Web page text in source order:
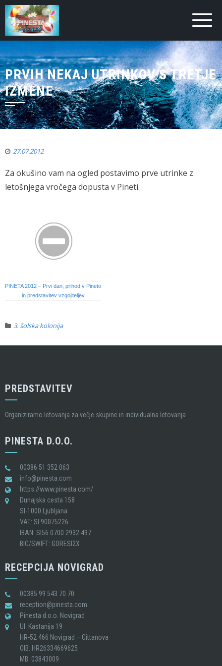
PRVIH NEKAJ UTRINKOV S TRETJE
IZMENE
27.07.2012
Za okušino vam na ogled postavimo prve utrinke z
letošnjega vročega dopusta v Pineti.
PINETA 2012 – Prvi dan, prihod v Pineto
in predstavitev vzgojiteljev
3. šolska kolonija
PREDSTAVITEV
Organiziramo letovanja za večje skupine in individualna letovanja.
PINESTA D.O.O.
00386 51 352 063
info@pinesta.com
https://www.pinesta.com/
Dunajska cesta 158
SI-1000 Ljubljana
VAT: SI 90075226
IBAN: SI56 0700 2932 497
BIC/SWIFT: GORESI2X
RECEPCIJA NOVIGRAD
00385 99 543 70 70
reception@pinesta.com
Pinesta d.o.o. Novigrad
Ul. Kastanija 19
HR-52 466 Novigrad – Cittanova
OIB: HR26334669625
MB: 03843009